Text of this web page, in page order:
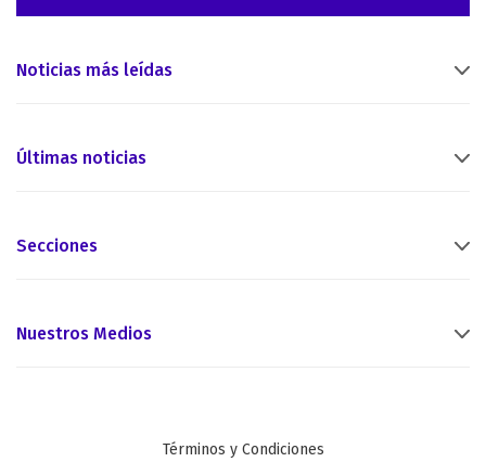
Noticias más leídas
Últimas noticias
Secciones
Nuestros Medios
Términos y Condiciones